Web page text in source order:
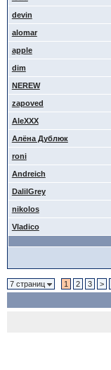
devin
alomar
apple
dim
NEREW
zapoved
AleXXX
Алёна Дублюк
roni
Andreich
DalilGrey
nikolos
Vladico
7 страниц 1 2 3 >